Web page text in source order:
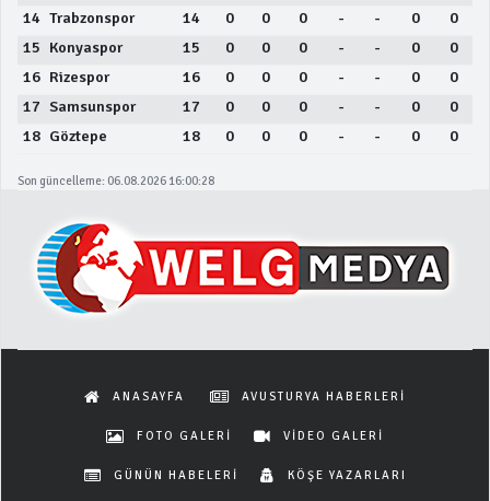
14 Trabzonspor 14 0 0 0 - - 0
0
15 Konyaspor 15 0 0 0 - - 0
0
16 Rizespor 16 0 0 0 - - 0
0
17 Samsunspor 17 0 0 0 - - 0
0
18 Göztepe 18 0 0 0 - - 0 0
Son güncelleme: 06.08.2026 16:00:28
ANASAYFA AVUSTURYA HABERLERİ
FOTO GALERİ VİDEO GALERİ
GÜNÜN HABELERİ KÖŞE YAZARLARI